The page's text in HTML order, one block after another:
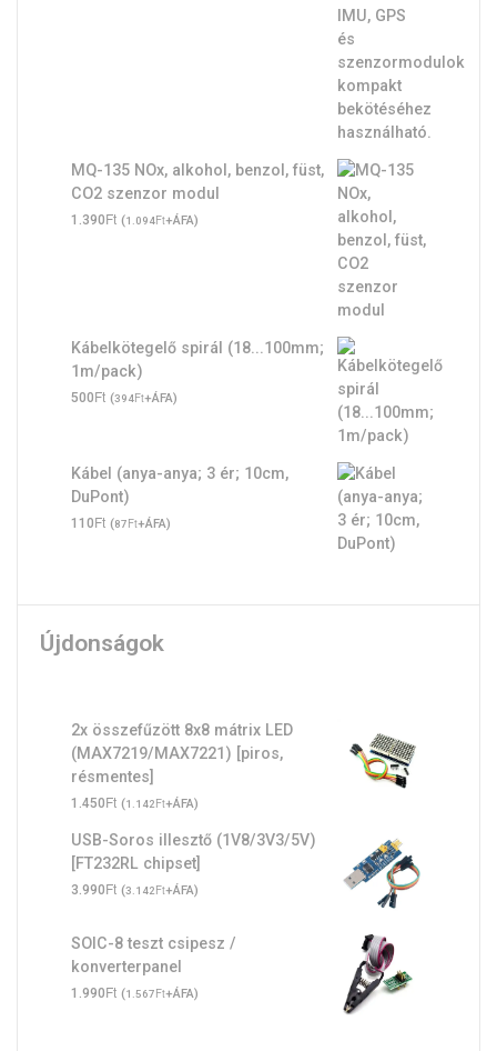
MQ-135 NOx, alkohol, benzol, füst,
CO2 szenzor modul
1.390Ft (1.094Ft+ÁFA)
Kábelkötegelő spirál (18...100mm;
1m/pack)
500Ft (394Ft+ÁFA)
Kábel (anya-anya; 3 ér; 10cm,
DuPont)
110Ft (87Ft+ÁFA)
Újdonságok
2x összefűzött 8x8 mátrix LED
(MAX7219/MAX7221) [piros,
résmentes]
1.450Ft (1.142Ft+ÁFA)
USB-Soros illesztő (1V8/3V3/5V)
[FT232RL chipset]
3.990Ft (3.142Ft+ÁFA)
SOIC-8 teszt csipesz /
konverterpanel
1.990Ft (1.567Ft+ÁFA)